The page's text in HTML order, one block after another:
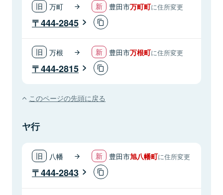
万町 豊田市万町町に住所変更
444-2845
万根 豊田市万根町に住所変更
444-2815
このページの先頭に戻る
ヤ行
八幡 豊田市旭八幡町に住所変更
444-2843